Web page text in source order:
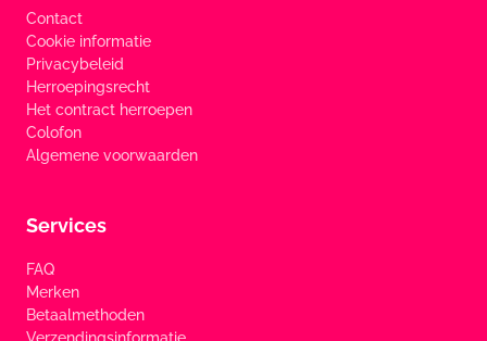
Contact
Cookie informatie
Privacybeleid
Herroepingsrecht
Het contract herroepen
Colofon
Algemene voorwaarden
Services
FAQ
Merken
Betaalmethoden